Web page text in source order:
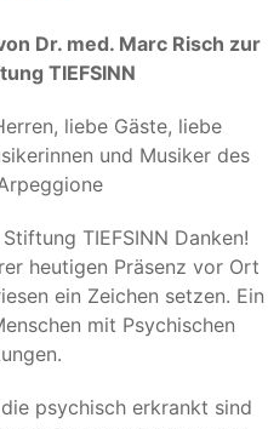
Dr. med. Marc Risch zur
TIEFSINN
liebe Gäste, liebe
und Musiker des
TIEFSINN Danken!
heutigen Präsenz vor Ort
ein Zeichen setzen. Ein
mit Psychischen
psychisch erkrankt sind